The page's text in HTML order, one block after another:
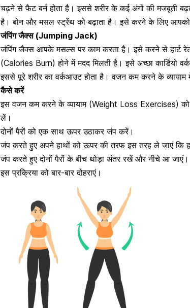
चढ़ने से फैट बर्न होता है। इससे शरीर के कई अंगों की मजबूती
है। बोन और मसल स्ट्रेंथ को बढ़ाता है। इसे करने के लिए आपको
जंपिंग जैक्स (Jumping Jack)
जंपिंग जैक्स आपके मसल्स पर काम करता है । इसे करने से हार्ट
(Calories Burn) होने में मदद मिलती है। इसे अच्छा कार्डियो
इससे पूरे शरीर का वर्कआउट होता है। वजन कम करने के
कैसे करें
इस वजन कम करने के व्यायाम (Weight Loss Exercises)
लें।
दोनों पैरों को एक साथ ऊपर उठाकर जंप करें।
जंप करते हुए अपनेहाथों को ऊपर की तरफ इस तरह ले जाएं कि
जंप करते हुए दोनों पैरों के बीच थोड़ा अंतर रखें और नीचे आ जाएं।
इस प्रक्रिया को बार-बार दोहराएं।